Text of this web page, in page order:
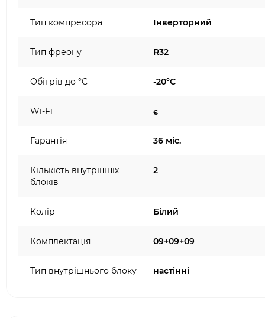
Тип компресора Інверторний
Тип фреону R32
Обігрів до °C -20°C
Wi-Fi є
Гарантія 36 міс.
Кількість внутрішніх
блоків
2
Колір Білий
Комплектація 09+09+09
Тип внутрішнього блоку настінні